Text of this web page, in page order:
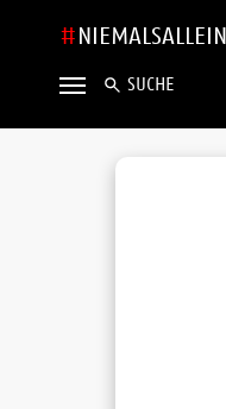
NIEMALSALLEIN
SUCHE